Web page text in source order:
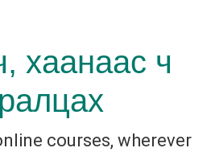
хаанаас ч
courses, wherever